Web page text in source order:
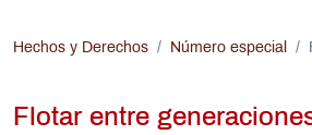
Hechos y Derechos Número especial
Flotar entre